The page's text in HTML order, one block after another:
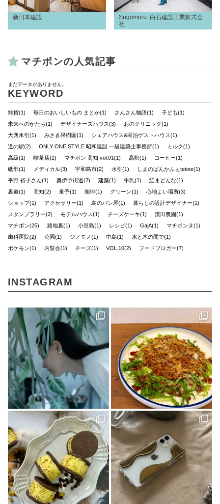
新日本建設
Sugomoru. 白石建設工業株式会
社
マチボンの人気記事
まだデータがありません。
KEYWORD
雑貨(1) 毎日のおいしいもの まとか(1) さんさん物語(1)
子ども(1)
未来へのかたち(1)
デザイナーズハウス(3)
おのクリニック(1)
大西水引(1)
みさき果樹園(1)
シェアハウス&民泊ゲストハウス(1)
道の駅(2)
ONLY ONE STYLE 昭和建設 一級建築士事務所(1)
ミルク(1)
高級(1)
喫茶店(2) マチボン 高知 vol.01(1) 高松(1)
コーヒー(1)
砥部(1)
メディカル(3) 宇和島市(2) 水引(1)
しまのぱんかふぇtetote(1)
平野 裕子さん(1)
奥伊予街道(2) 建築(1) 牛乳(1)
紅まどんな(1)
裏道(1)
高知(2) 東予(1) 珈琲(1) グリーン(1)
心地よい場所(3)
ショップ(1)
アクセサリー(1) 島のパン屋(1)
暮らしの設計デザイナー(1)
スタンプラリー(2)
モデルハウス(1) チーズケーキ(1)
濱田農園(1)
マチボン(25)
路地裏(1) 小豆島(1) レシピ(1) GajA(1)
マチボンヌ(1)
歯科医院(2)
公園(1) ジノモノ(1) 中島(1)
水と木の間で(1)
ポケモン(1)
内覧会(1) チーズ(1) VOL.10(2)
フードブロガー(7)
暮らし探訪日記(2)
ポケットモンスター(1)
Marriage CAMP(2)
ラーメン(1) 食堂ノスタルジー(1)
グルメ(7)
道後の地酒(1)
ホワイトニング(1)
個展(6)
しまなみ海道(1) VOL.11(6) パン(4)
バー(1)
久万高原町(2)
久万郷(1) 南国(1)
愛媛のイイモノを探しに(1)
四国西南地域(2)
エフマルシェ(1) 伊方町(2)
インテリア(1)
カレーパン(2)
VOL.07(1) 無人島キャンプ(1) クラフト(6)
カフェ(5)
創刊号(1)
マチボンvol.12(1) 自然(1) 神社(1) 大洲(1)
花と緑(1)
グッドモーニングファーム(1)
ハンター(2) ふるさと納税(1)
リメイク(1)
ポケモンカードゲーム(1)
しまなみを巡る旅(1) 見近島(1)
東温市(3)
人気ブロガー(2)
ハズミズム(2) 味な店(1)
D&DEPARTMENT(1)
湿原(1)
cocochi 藤岡萬建設 有限会社 一級建築士事務所(4)
スケジュール帳(1)
Sugomoru. 白石建設工業株式会社(1)
コラボ商品(2)
平岡 宏幸さん(1)
シンガーソングライター(1)
しまなみを巡るたび(2)
ケンブン(16)
大喫茶展(1) 外国人(1) SNAP(1)
松山(2)
ナガオカケンメイ(1)
きみとバンド(1) 花菖蒲(1) イベント(27)
手帳(1)
新日本建設 株式会社(1)
カリーゴッドスパイス(2)
母の日(1)
ちゃんゆ胃(1)
今治(2) マルシャ(6) 愛媛イベント(2)
ランチ(3)
マチボン高知(1)
Story of cheesecake.(1) マリメッコ(1)
介護(2)
INSTAGRAM